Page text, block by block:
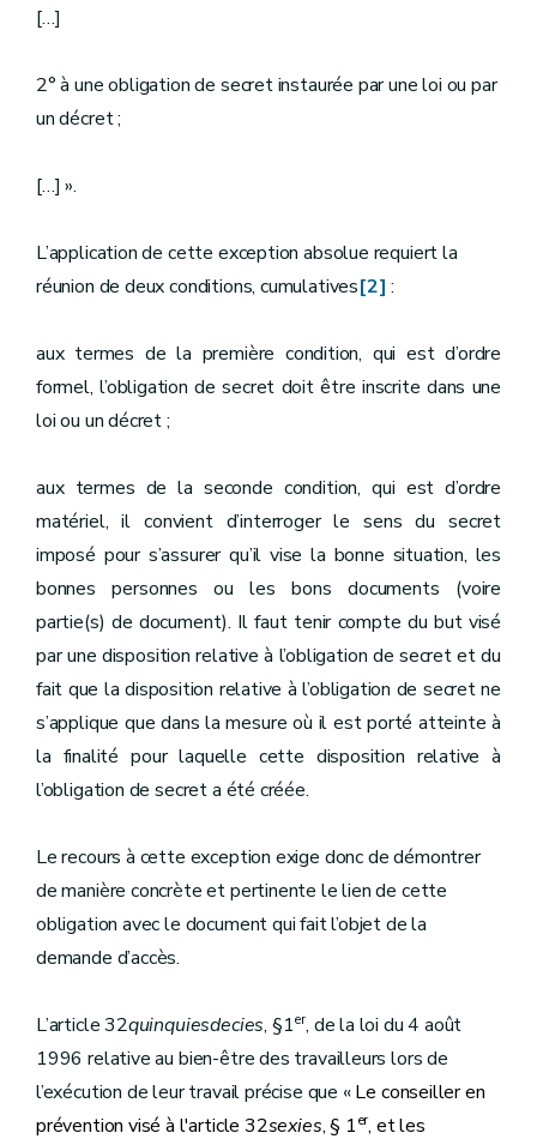
[…]
2° à une obligation de secret instaurée par une loi ou par
un décret ;
[…] ».
L’application de cette exception absolue requiert la
réunion de deux conditions, cumulatives[2] :
aux termes de la première condition, qui est d’ordre
formel, l’obligation de secret doit être inscrite dans une
loi ou un décret ;
aux termes de la seconde condition, qui est d’ordre
matériel, il convient d’interroger le sens du secret
imposé pour s’assurer qu’il vise la bonne situation, les
bonnes personnes ou les bons documents (voire
partie(s) de document). Il faut tenir compte du but visé
par une disposition relative à l’obligation de secret et du
fait que la disposition relative à l’obligation de secret ne
s’applique que dans la mesure où il est porté atteinte à
la finalité pour laquelle cette disposition relative à
l’obligation de secret a été créée.
Le recours à cette exception exige donc de démontrer
de manière concrète et pertinente le lien de cette
obligation avec le document qui fait l’objet de la
demande d’accès.
L’article 32quinquiesdecies, §1er, de la loi du 4 août
1996 relative au bien-être des travailleurs lors de
l’exécution de leur travail précise que «Le conseiller en
prévention visé à l'article 32sexies, § 1er, et les